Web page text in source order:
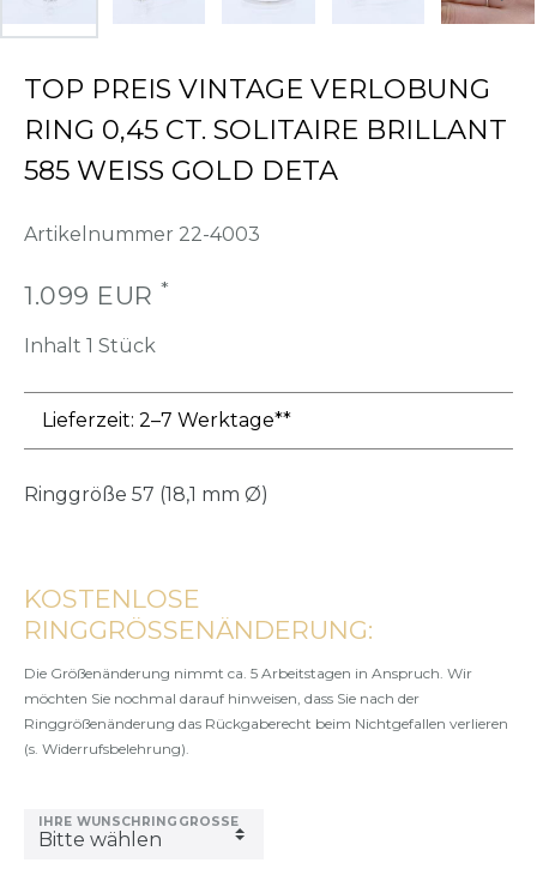
TOP PREIS VINTAGE VERLOBUNG
RING 0,45 CT. SOLITAIRE BRILLANT
585 WEISS GOLD DETA
Artikelnummer 22-4003
1.099 EUR *
Inhalt 1 Stück
Lieferzeit: 2–7 Werktage**
Ringgröße 57 (18,1 mm Ø)
KOSTENLOSE
RINGGRÖSSENÄNDERUNG:
Die Größenänderung nimmt ca. 5 Arbeitstagen in Anspruch. Wir
möchten Sie nochmal darauf hinweisen, dass Sie nach der
Ringgrößenänderung das Rückgaberecht beim Nichtgefallen verlieren
(s. Widerrufsbelehrung).
IHRE WUNSCHRINGGRÖSSE